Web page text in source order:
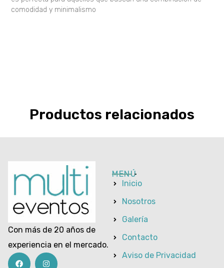
comodidad y minimalismo
Productos relacionados
Con más de 20 años de
experiencia en el mercado.
MENÚ
Inicio
Nosotros
Galería
Contacto
Aviso de Privacidad